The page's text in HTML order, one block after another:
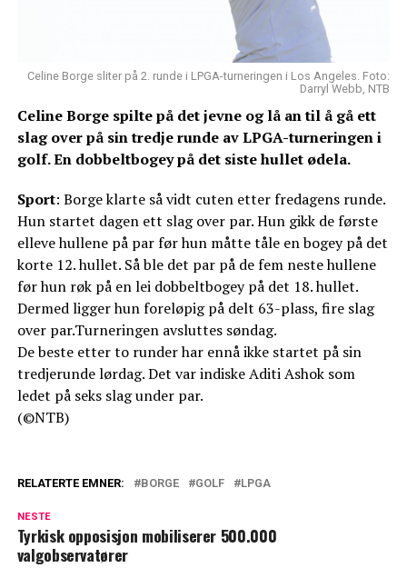
Celine Borge sliter på 2. runde i LPGA-turneringen i Los Angeles. Foto:
Darryl Webb, NTB
Celine Borge spilte på det jevne og lå an til å gå ett
slag over på sin tredje runde av LPGA-turneringen i
golf. En dobbeltbogey på det siste hullet ødela.
Sport: Borge klarte så vidt cuten etter fredagens runde.
Hun startet dagen ett slag over par. Hun gikk de første
elleve hullene på par før hun måtte tåle en bogey på det
korte 12. hullet. Så ble det par på de fem neste hullene
før hun røk på en lei dobbeltbogey på det 18. hullet.
Dermed ligger hun foreløpig på delt 63-plass, fire slag
over par.Turneringen avsluttes søndag.
De beste etter to runder har ennå ikke startet på sin
tredjerunde lørdag. Det var indiske Aditi Ashok som
ledet på seks slag under par.
(©NTB)
RELATERTE EMNER: BORGE GOLF LPGA
NESTE
Tyrkisk opposisjon mobiliserer 500.000
valgobservatører